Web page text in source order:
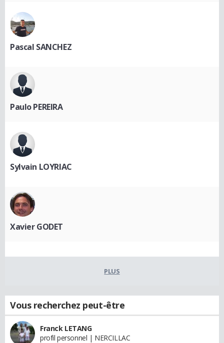
Pascal SANCHEZ
Paulo PEREIRA
Sylvain LOYRIAC
Xavier GODET
PLUS
Vous recherchez peut-être
Franck LETANG
profil personnel | NERCILLAC